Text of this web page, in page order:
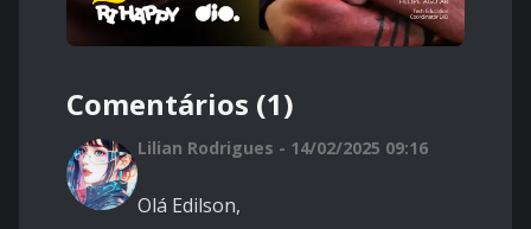
Comentários (1)
Lilian Rodrigues - 14/02/2025 09:16
Olá Edilson,